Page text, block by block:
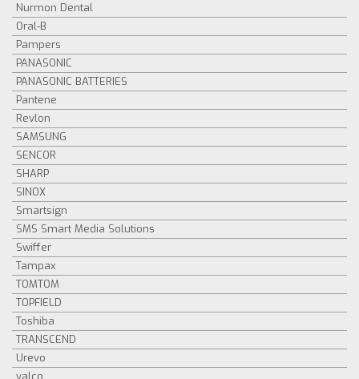
Nurmon Dental
Oral-B
Pampers
PANASONIC
PANASONIC BATTERIES
Pantene
Revlon
SAMSUNG
SENCOR
SHARP
SINOX
Smartsign
SMS Smart Media Solutions
Swiffer
Tampax
TOMTOM
TOPFIELD
Toshiba
TRANSCEND
Urevo
valco